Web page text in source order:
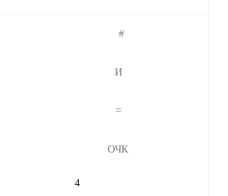
#
И
=
ОЧК
4